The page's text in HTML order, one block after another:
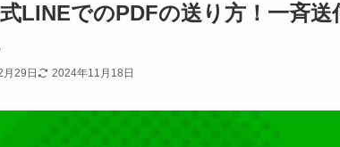
LINEでのPDFの送り方！一斉
29日 2024年11月18日